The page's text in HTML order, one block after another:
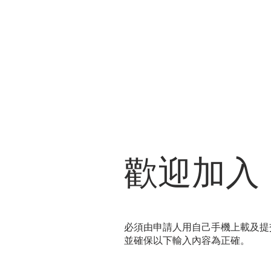
歡迎加入
必須由申請人用自己手機上載及
並確保以下輸入內容為正確。